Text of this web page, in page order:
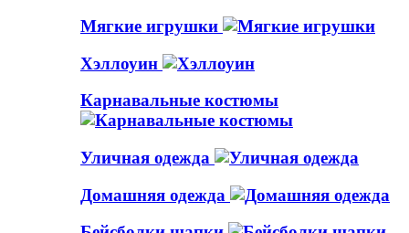
Мягкие игрушки
Хэллоуин
Карнавальные костюмы
Уличная одежда
Домашняя одежда